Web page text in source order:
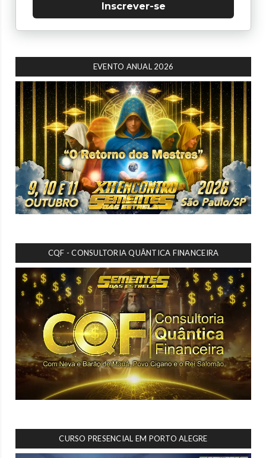
Inscrever-se
EVENTO ANUAL 2026
CQF - CONSULTORIA QUÂNTICA FINANCEIRA
CURSO PRESENCIAL EM PORTO ALEGRE